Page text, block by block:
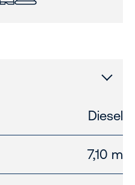
Diesel
7,10 m